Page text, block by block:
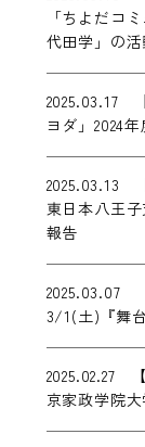
「ちよだコ
代田学」の
2025.03.17
ヨダ」2024
2025.03.13
東日本八王
報告
2025.03.07
3/1(土)『舞
2025.02.27
京家政学院